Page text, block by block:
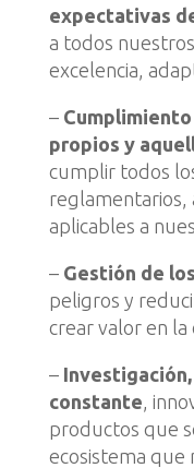
expectativas
a todos
excelencia,
–
propios y
cumplir todos
reglamentarios,
aplicables a
– Gestión de
peligros y
crear valor en la
–
constante,
productos que
ecosistema que